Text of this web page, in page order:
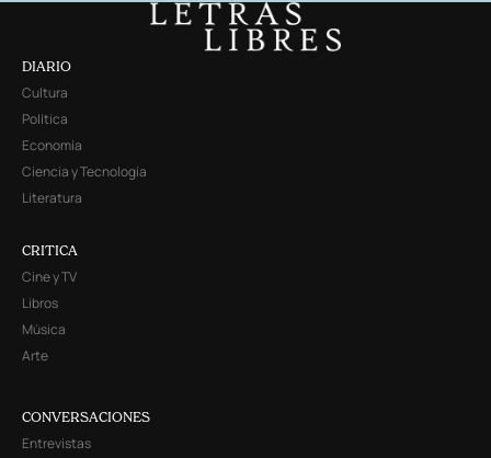
DIARIO
Cultura
Política
Economía
Ciencia y Tecnología
Literatura
CRITICA
Cine y TV
Libros
Música
Arte
CONVERSACIONES
Entrevistas